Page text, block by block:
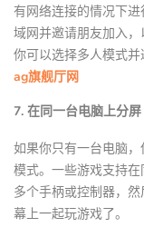
有网络连接的情况下
域网并邀请朋友加入，
你可以选择多人模式并
ag旗舰厅网
7. 在同一台电脑上分屏
如果你只有一台电脑
模式。一些游戏支持
多个手柄或控制器，
幕上一起玩游戏了。